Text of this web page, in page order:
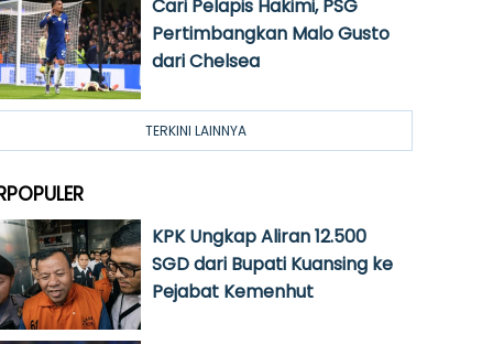
Cari Pelapis Hakimi, PSG
Pertimbangkan Malo Gusto
dari Chelsea
TERKINI LAINNYA
KPK Ungkap Aliran 12.500
SGD dari Bupati Kuansing ke
Pejabat Kemenhut